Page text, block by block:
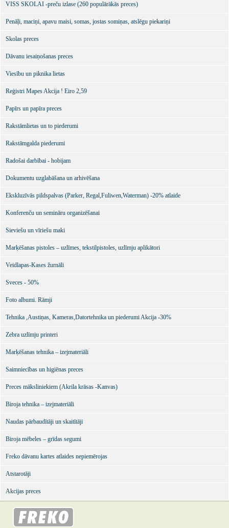
VISS SKOLAI -preču izlase (260 populārākās preces)
Penāļi, maciņi, apavu maisi, somas, jostas somiņas, atslēgu piekariņi
Skolas preces
Dāvanu iesaiņošanas preces
Viesību un piknika lietas
Reģistri Mapes Akcija ! Eiro 2,59
Papīrs un papīra preces
Rakstāmlietas un to piederumi
Rakstāmgalda piederumi
Radošai darbībai - hobijam
Dokumentu uzglabāšana un arhivēšana
Ekskluzīvās pildspalvas (Parker, Regal,Fuliwen,Waterman) -20% atlaide
Konferenču un semināru organizēšanai
Sieviešu un vīriešu maki
Marķēšanas pistoles – uzlīmes, tekstilpistoles, uzlīmju aplikātori
Veidlapas-Kases žurnāli
Sveces - 50%
Foto albumi. Rāmji
Tehnika ,Austiņas, Kameras,Datortehnika un piederumi Akcija -30%
Zebra uzlīmju printeri
Marķēšanas tehnika – izejmateriāli
Saimniecības un higiēnas preces
Preces māksliniekiem (Akrila krāsas -Kanvas)
Biroja tehnika – izejmateriāli
Naudas pārbaudītāji un skaitītāji
Biroja mēbeles – grīdas segumi
Freko dāvanu kartes atlaides nepiemērojas
Atstarotāji
Akcijas preces